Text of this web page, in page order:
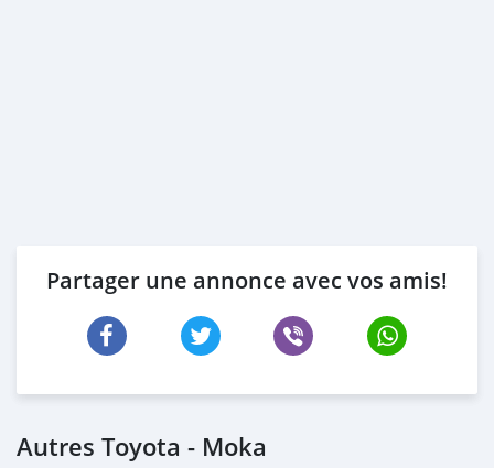
Partager une annonce avec vos amis!
Autres Toyota - Moka